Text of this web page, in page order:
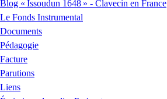
Blog « Issoudun 1648 » - Clavecin en France
Le Fonds Instrumental
Documents
Pédagogie
Facture
Parutions
Liens